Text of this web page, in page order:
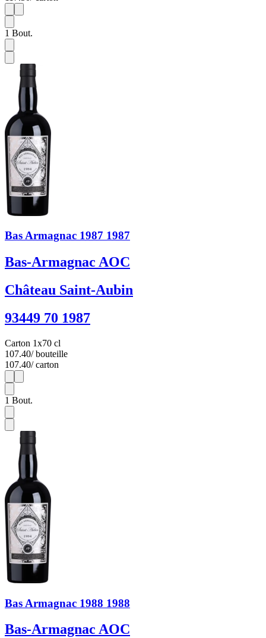
1
1 Bout.
Bas Armagnac 1987 1987
Bas-Armagnac AOC
Château Saint-Aubin
93449 70 1987
Carton 1x70 cl
107.40/ bouteille
107.40/ carton
1
1 Bout.
Bas Armagnac 1988 1988
Bas-Armagnac AOC